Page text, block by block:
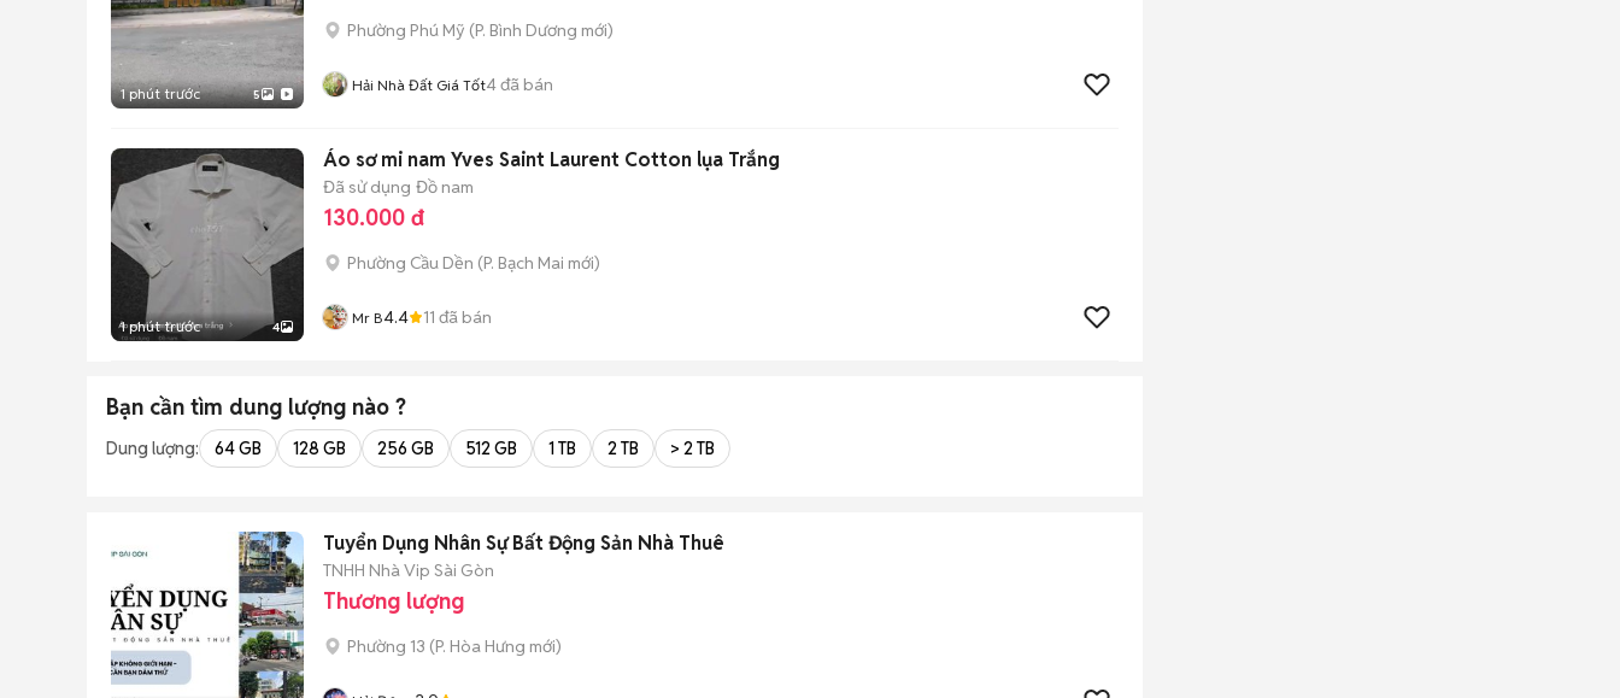
1 phút trước 5
Phường Phú Mỹ (P. Bình Dương mới)
Hải Nhà Đất Giá Tốt4đã bán
1 phút trước 4
Áo sơ mi nam Yves Saint Laurent Cotton lụa Trắng
Đã sử dụng Đồ nam
130.000 đ
Phường Cầu Dền (P. Bạch Mai mới)
Mr B4.4 11 đã bán
Bạn cần tìm dung lượng nào ?
Dung lượng: 64 GB 128 GB 256 GB 512 GB 1 TB 2 TB > 2 TB
Tuyển Dụng Nhân Sự Bất Động Sản Nhà Thuê
TNHH Nhà Vip Sài Gòn
Thương lượng
Phường 13 (P. Hòa Hưng mới)